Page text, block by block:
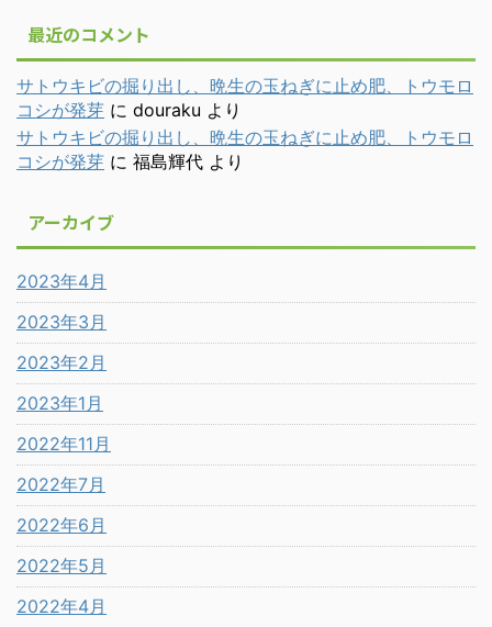
最近のコメント
サトウキビの掘り出し、晩生の玉ねぎに止め肥、トウモロ
コシが発芽 に douraku より
サトウキビの掘り出し、晩生の玉ねぎに止め肥、トウモロ
コシが発芽 に 福島輝代 より
アーカイブ
2023年4月
2023年3月
2023年2月
2023年1月
2022年11月
2022年7月
2022年6月
2022年5月
2022年4月